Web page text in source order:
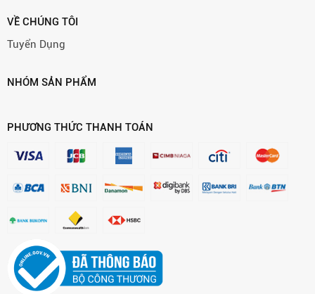
VỀ CHÚNG TÔI
Tuyển Dụng
NHÓM SẢN PHẨM
PHƯƠNG THỨC THANH TOÁN